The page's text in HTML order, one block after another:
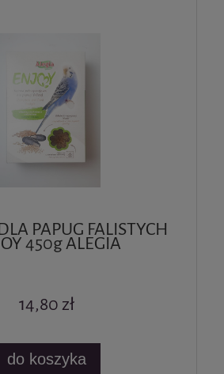
PAPUG FALISTYCH
450g ALEGIA
14,80 zł
do koszyka